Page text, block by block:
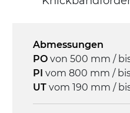
direkt, Zug (linke
Mehrfachspannung
3Ph
Geschwindigkeit
3,4 m/Minute
Abmessungen
PO von 500 mm /
PI vom 800 mm /
UT vom 190 mm /